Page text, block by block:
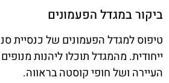
ביקור במגדל הפעמונים
טיפוס למגדל הפעמונים של כנסיית
ייחודית. מהמגדל תוכלו ליהנות
העיירה ושל חופי קוסטה בראווה.